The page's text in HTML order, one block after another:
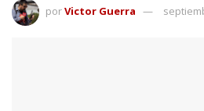
porVictor Guerra